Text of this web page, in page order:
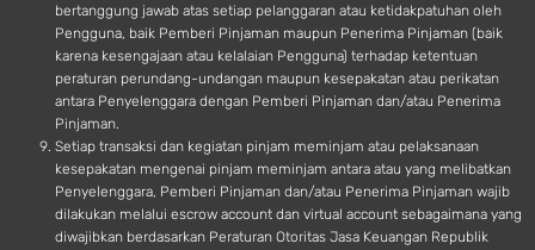
bertanggung jawab atas setiap pelanggaran atau ketidakpatuhan oleh
Pengguna, baik Pemberi Pinjaman maupun Penerima Pinjaman (baik
karena kesengajaan atau kelalaian Pengguna) terhadap ketentuan
peraturan perundang-undangan maupun kesepakatan atau perikatan
antara Penyelenggara dengan Pemberi Pinjaman dan/atau Penerima
Pinjaman.
Setiap transaksi dan kegiatan pinjam meminjam atau pelaksanaan
kesepakatan mengenai pinjam meminjam antara atau yang melibatkan
Penyelenggara, Pemberi Pinjaman dan/atau Penerima Pinjaman wajib
dilakukan melalui escrow account dan virtual account sebagaimana yang
diwajibkan berdasarkan Peraturan Otoritas Jasa Keuangan Republik